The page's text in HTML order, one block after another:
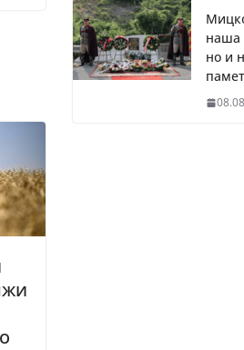
наша
но и